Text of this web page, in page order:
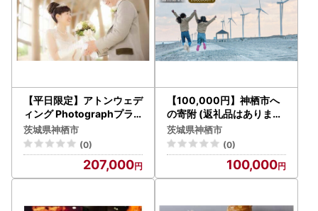
【平日限定】アトンウェデ
ィング Photographプラ
ン 「洋装」 フォトウエデ
ィング 撮影
茨城県神栖市
(0)
207,000
【100,000円】神栖市へ
の寄附 (返礼品はありませ
ん)
茨城県神栖市
(0)
100,000